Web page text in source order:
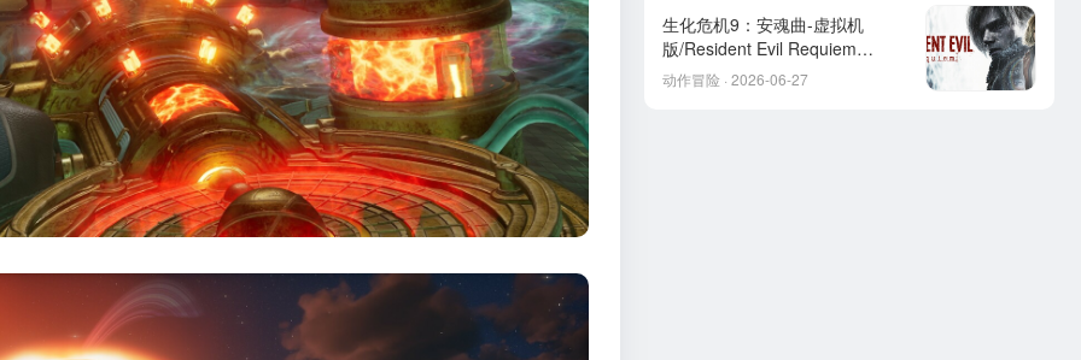
生化危机9：安魂曲-虚拟机
版/Resident Evil Requiem
HYPERVISOR
动作冒险 · 2026-06-27